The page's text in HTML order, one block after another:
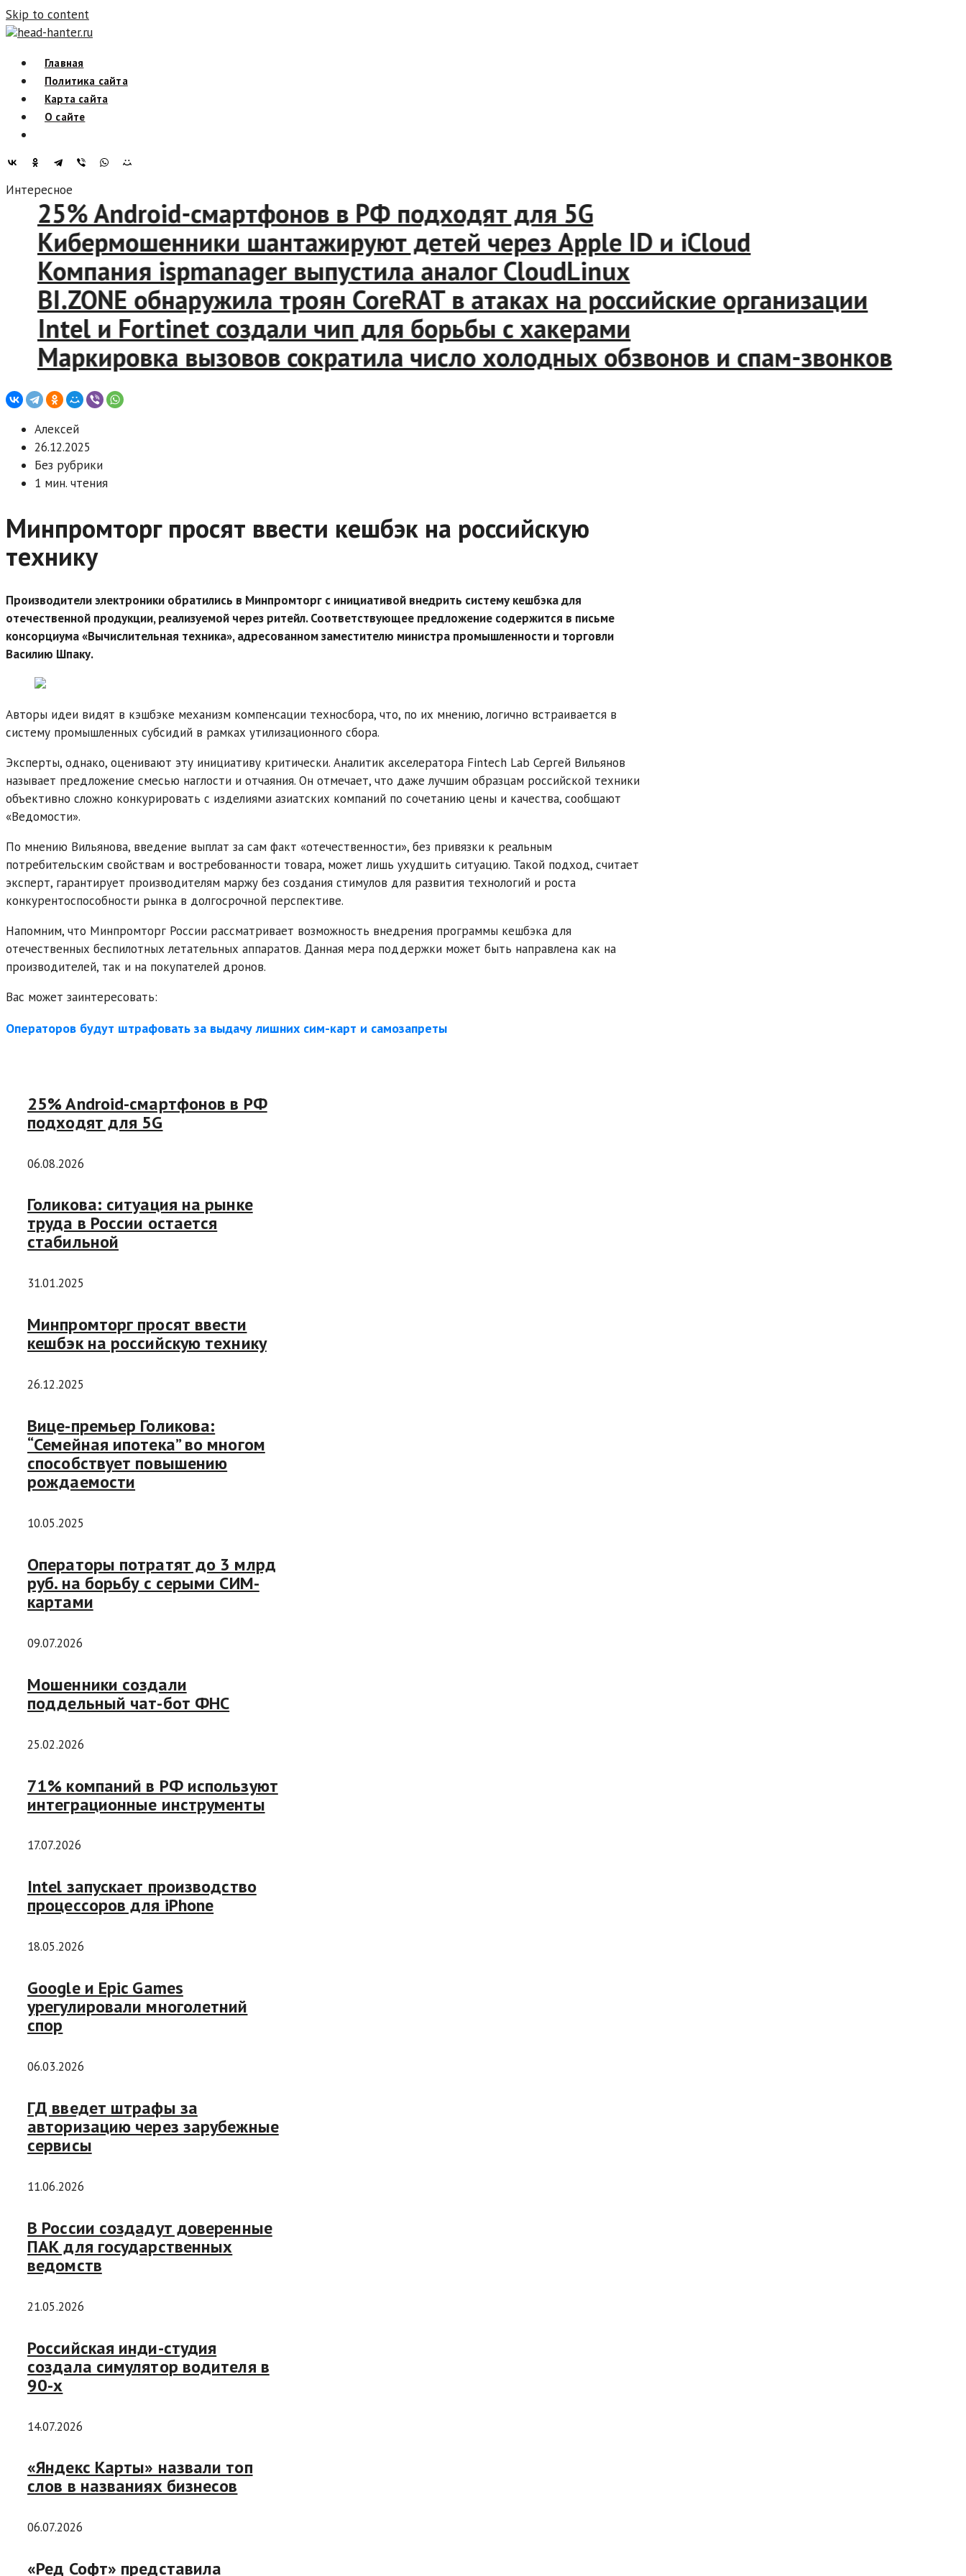
Skip to content
head-hanter.ru
Главная
Политика сайта
Карта сайта
О сайте
Интересное
25% Android-смартфонов в РФ подходят для 5G
Кибермошенники шантажируют детей через Apple ID и iCloud
Компания ispmanager выпустила аналог CloudLinux
BI.ZONE обнаружила троян CoreRAT в атаках на российские организации
Intel и Fortinet создали чип для борьбы с хакерами
Маркировка вызовов сократила число холодных обзвонов и спам-звонков
Алексей
26.12.2025
Без рубрики
1 мин. чтения
Минпромторг просят ввести кешбэк на российскую
технику
Производители электроники обратились в Минпромторг с инициативой внедрить систему кешбэка для
отечественной продукции, реализуемой через ритейл. Соответствующее предложение содержится в письме
консорциума «Вычислительная техника», адресованном заместителю министра промышленности и торговли
Василию Шпаку.
Авторы идеи видят в кэшбэке механизм компенсации техносбора, что, по их мнению, логично встраивается в
систему промышленных субсидий в рамках утилизационного сбора.
Эксперты, однако, оценивают эту инициативу критически. Аналитик акселератора Fintech Lab Сергей Вильянов
называет предложение смесью наглости и отчаяния. Он отмечает, что даже лучшим образцам российской техники
объективно сложно конкурировать с изделиями азиатских компаний по сочетанию цены и качества, сообщают
«Ведомости».
По мнению Вильянова, введение выплат за сам факт «отечественности», без привязки к реальным
потребительским свойствам и востребованности товара, может лишь ухудшить ситуацию. Такой подход, считает
эксперт, гарантирует производителям маржу без создания стимулов для развития технологий и роста
конкурентоспособности рынка в долгосрочной перспективе.
Напомним, что Минпромторг России рассматривает возможность внедрения программы кешбэка для
отечественных беспилотных летательных аппаратов. Данная мера поддержки может быть направлена как на
производителей, так и на покупателей дронов.
Вас может заинтересовать:
Операторов будут штрафовать за выдачу лишних сим-карт и самозапреты
25% Android-смартфонов в РФ
подходят для 5G
06.08.2026
Голикова: ситуация на рынке
труда в России остается
стабильной
31.01.2025
Минпромторг просят ввести
кешбэк на российскую технику
26.12.2025
Вице-премьер Голикова:
“Семейная ипотека” во многом
способствует повышению
рождаемости
10.05.2025
Операторы потратят до 3 млрд
руб. на борьбу с серыми СИМ-
картами
09.07.2026
Мошенники создали
поддельный чат-бот ФНС
25.02.2026
71% компаний в РФ используют
интеграционные инструменты
17.07.2026
Intel запускает производство
процессоров для iPhone
18.05.2026
Google и Epic Games
урегулировали многолетний
спор
06.03.2026
ГД введет штрафы за
авторизацию через зарубежные
сервисы
11.06.2026
В России создадут доверенные
ПАК для государственных
ведомств
21.05.2026
Российская инди-студия
создала симулятор водителя в
90-х
14.07.2026
«Яндекс Карты» назвали топ
слов в названиях бизнесов
06.07.2026
«Ред Софт» представила